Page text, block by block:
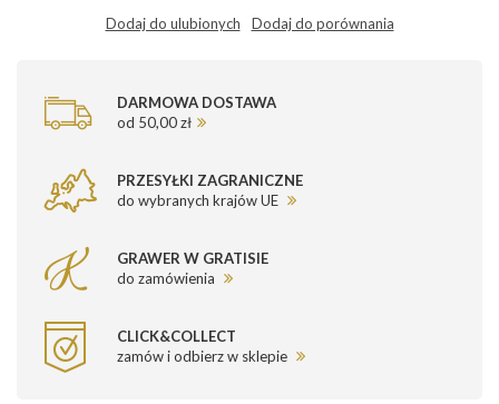
Dodaj do ulubionych Dodaj do porównania
DARMOWA DOSTAWA
od 50,00 zł
PRZESYŁKI ZAGRANICZNE
do wybranych krajów UE
GRAWER W GRATISIE
do zamówienia
CLICK&COLLECT
zamów i odbierz w sklepie